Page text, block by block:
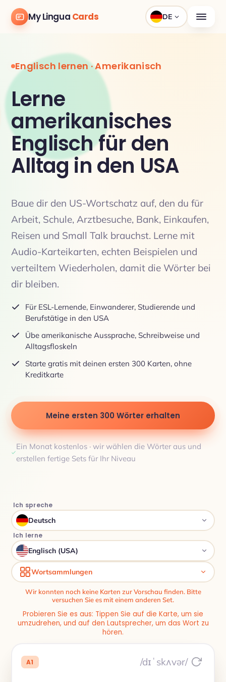
My Lingua Cards DE
Englisch lernen · Amerikanisch
Lerne
amerikanisches
Englisch für den
Alltag in den USA
Baue dir den US-Wortschatz auf, den du für
Arbeit, Schule, Arztbesuche, Bank, Einkaufen,
Reisen und Small Talk brauchst. Lerne mit
Audio-Karteikarten, echten Beispielen und
verteiltem Wiederholen, damit die Wörter bei
dir bleiben.
Für ESL-Lernende, Einwanderer, Studierende und
Berufstätige in den USA
Übe amerikanische Aussprache, Schreibweise und
Alltagsfloskeln
Starte gratis mit deinen ersten 300 Karten, ohne
Kreditkarte
Meine ersten 300 Wörter erhalten
Ein Monat kostenlos · wir wählen die Wörter aus und
erstellen fertige Sets für Ihr Niveau
Ich spreche
Deutsch
Ich lerne
Englisch (USA)
Wortsammlungen
Wir konnten noch keine Karten zur Vorschau finden. Bitte
versuchen Sie es mit einem anderen Set.
Probieren Sie es aus: Tippen Sie auf die Karte, um sie
umzudrehen, und auf den Lautsprecher, um das Wort zu
hören.
A1 /dɪˈskʌvər/